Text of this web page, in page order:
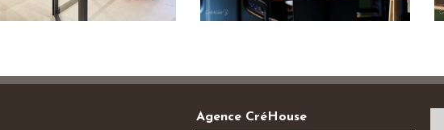
Agence CréHouse